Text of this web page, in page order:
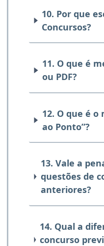
10. Por que
Concursos?
11. O que é
ou PDF?
12. O que é
ao Ponto”?
13. Vale a
questões de
anteriores?
14. Qual a
concurso